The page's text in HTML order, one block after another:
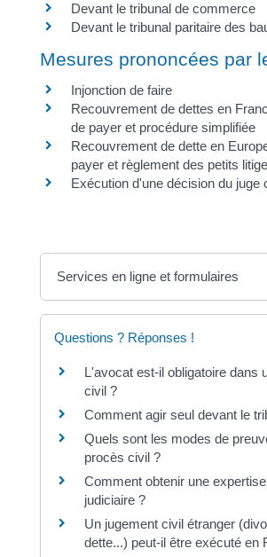
Devant le tribunal de commerce
Devant le tribunal paritaire des
Mesures prononcées par
Injonction de faire
Recouvrement de dettes en
de payer et procédure simplifiée
Recouvrement de dette en
payer et règlement des petits
Exécution d'une décision du juge
Services en ligne et formulaires
Questions ? Réponses !
L'avocat est-il obligatoire dans
civil ?
Comment agir seul devant le
Quels sont les modes de
procès civil ?
Comment obtenir une expertise
judiciaire ?
Un jugement civil étranger
dette...) peut-il être exécuté en